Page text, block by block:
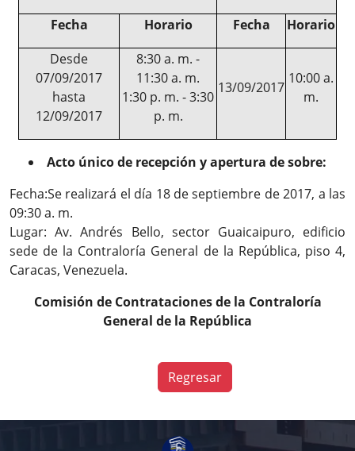
Fecha
Horario Fecha
Horario
Desde
07/09/2017
hasta
12/09/2017
8:30 a. m. -
11:30 a. m.
1:30 p. m. - 3:30
p. m.
13/09/2017
10:00 a.
m.
Acto único de recepción y apertura de sobre:
Fecha:Se realizará el día 18 de septiembre de 2017, a las
09:30 a. m.
Lugar: Av. Andrés Bello, sector Guaicaipuro, edificio
sede de la Contraloría General de la República, piso 4,
Caracas, Venezuela.
Comisión de Contrataciones de la Contraloría
General de la República
Regresar